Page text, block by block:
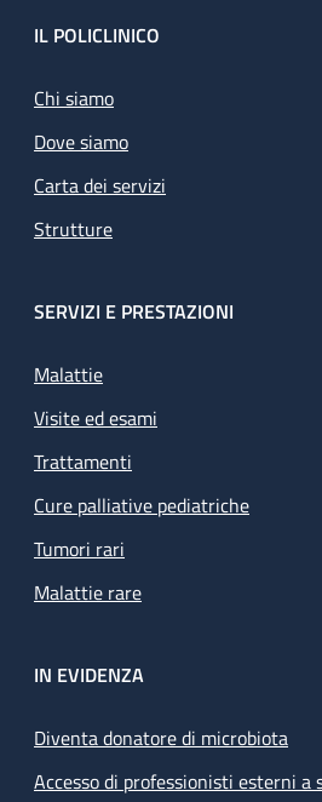
Footer
IL POLICLINICO
Chi siamo
Dove siamo
Carta dei servizi
Strutture
SERVIZI E PRESTAZIONI
Malattie
Visite ed esami
Trattamenti
Cure palliative pediatriche
Tumori rari
Malattie rare
IN EVIDENZA
Diventa donatore di microbiota
Accesso di professionisti esterni